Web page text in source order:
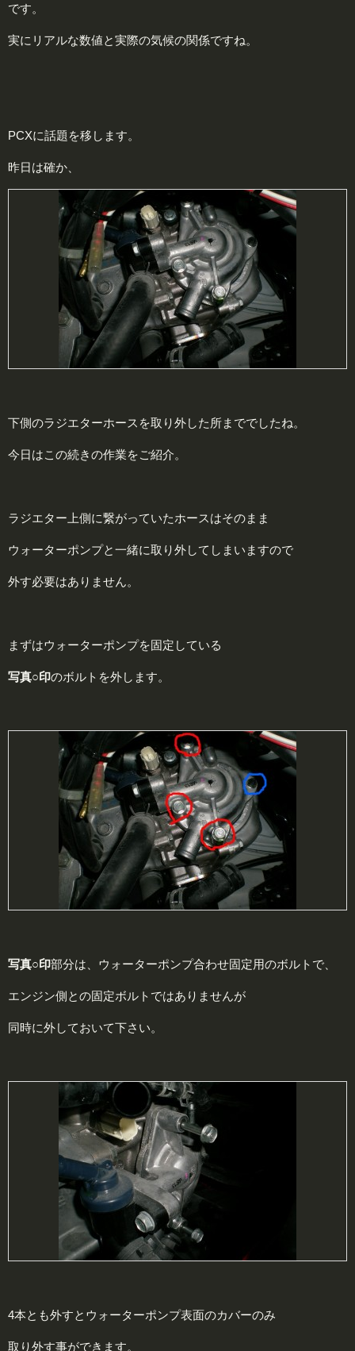
です。
実にリアルな数値と実際の気候の関係ですね。
PCXに話題を移します。
昨日は確か、
下側のラジエターホースを取り外した所まででしたね。
今日はこの続きの作業をご紹介。
ラジエター上側に繋がっていたホースはそのまま
ウォーターポンプと一緒に取り外してしまいますので
外す必要はありません。
まずはウォーターポンプを固定している
写真○印のボルトを外します。
写真○印部分は、ウォーターポンプ合わせ固定用のボルトで、
エンジン側との固定ボルトではありませんが
同時に外しておいて下さい。
4本とも外すとウォーターポンプ表面のカバーのみ
取り外す事ができます。